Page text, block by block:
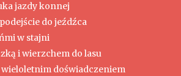
jazdy konnej
do jeźdźca
w stajni
i wierzchem do lasu
doświadczeniem